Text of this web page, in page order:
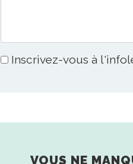
Inscrivez-vous à
VOUS NE